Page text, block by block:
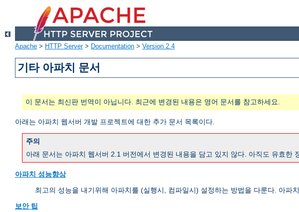
Apache > HTTP Server> Documentation > Version 2.4
기타 아파치 문서
이 문서는 최신판 번역이 아닙니다. 최근에 변경된 내용은 영어 문서를 참고하세요.
아래는 아파치 웹서버 개발 프로젝트에 대한 추가 문서 목록이다.
주의
아래 문서는 아파치 웹서버 2.1 버전에서 변경된 내용을 담고 있지 않다. 아직도 유효한
아파치 성능향상
최고의 성능을 내기위해 아파치를 (실행시, 컴파일시) 설정하는 방법을 다룬다. 아
보안 팁